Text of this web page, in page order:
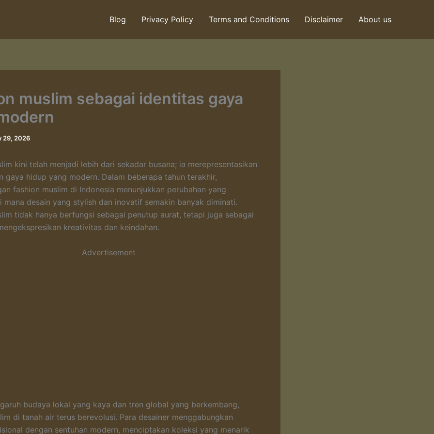
Blog Privacy Policy Terms and Conditions Disclaimer About us
muslim sebagai identitas gaya
29, 2026
kini telah menjadi lebih dari sekadar busana; ia merepresentasikan
gaya hidup yang modern. Dalam beberapa tahun terakhir,
fashion muslim di Indonesia menunjukkan perubahan yang
mana desain yang stylish dan inovatif semakin banyak diminati.
tidak hanya berfungsi sebagai penutup aurat, tetapi juga sebagai
kreativitas dan keindahan.
Advertisement
budaya lokal yang kaya dan tren global yang berkembang,
di tanah air terus berevolusi. Para desainer menggabungkan
dengan sentuhan modern, menciptakan koleksi yang menarik